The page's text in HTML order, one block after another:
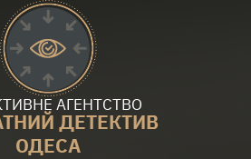
АГЕНТСТВО
ДЕТЕКТИВ
ОДЕСА